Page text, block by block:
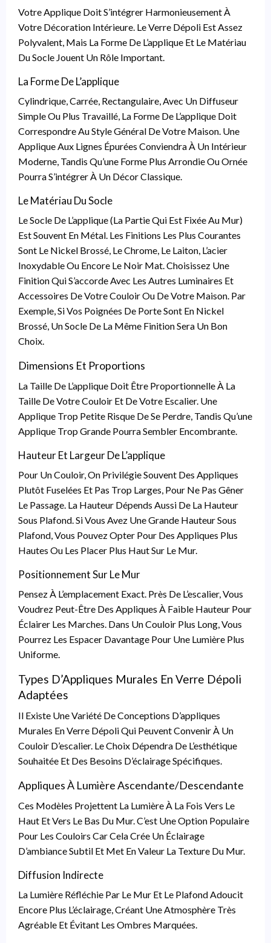
Votre Applique Doit S’intégrer Harmonieusement À
Votre Décoration Intérieure. Le Verre Dépoli Est Assez
Polyvalent, Mais La Forme De L’applique Et Le Matériau
Du Socle Jouent Un Rôle Important.
La Forme De L’applique
Cylindrique, Carrée, Rectangulaire, Avec Un Diffuseur
Simple Ou Plus Travaillé, La Forme De L’applique Doit
Correspondre Au Style Général De Votre Maison. Une
Applique Aux Lignes Épurées Conviendra À Un Intérieur
Moderne, Tandis Qu’une Forme Plus Arrondie Ou Ornée
Pourra S’intégrer À Un Décor Classique.
Le Matériau Du Socle
Le Socle De L’applique (la Partie Qui Est Fixée Au Mur)
Est Souvent En Métal. Les Finitions Les Plus Courantes
Sont Le Nickel Brossé, Le Chrome, Le Laiton, L’acier
Inoxydable Ou Encore Le Noir Mat. Choisissez Une
Finition Qui S’accorde Avec Les Autres Luminaires Et
Accessoires De Votre Couloir Ou De Votre Maison. Par
Exemple, Si Vos Poignées De Porte Sont En Nickel
Brossé, Un Socle De La Même Finition Sera Un Bon
Choix.
Dimensions Et Proportions
La Taille De L’applique Doit Être Proportionnelle À La
Taille De Votre Couloir Et De Votre Escalier. Une
Applique Trop Petite Risque De Se Perdre, Tandis Qu’une
Applique Trop Grande Pourra Sembler Encombrante.
Hauteur Et Largeur De L’applique
Pour Un Couloir, On Privilégie Souvent Des Appliques
Plutôt Fuselées Et Pas Trop Larges, Pour Ne Pas Gêner
Le Passage. La Hauteur Dépends Aussi De La Hauteur
Sous Plafond. Si Vous Avez Une Grande Hauteur Sous
Plafond, Vous Pouvez Opter Pour Des Appliques Plus
Hautes Ou Les Placer Plus Haut Sur Le Mur.
Positionnement Sur Le Mur
Pensez À L’emplacement Exact. Près De L’escalier, Vous
Voudrez Peut-Être Des Appliques À Faible Hauteur Pour
Éclairer Les Marches. Dans Un Couloir Plus Long, Vous
Pourrez Les Espacer Davantage Pour Une Lumière Plus
Uniforme.
Types D’Appliques Murales En Verre Dépoli
Adaptées
Il Existe Une Variété De Conceptions D’appliques
Murales En Verre Dépoli Qui Peuvent Convenir À Un
Couloir D’escalier. Le Choix Dépendra De L’esthétique
Souhaitée Et Des Besoins D’éclairage Spécifiques.
Appliques À Lumière Ascendante/descendante
Ces Modèles Projettent La Lumière À La Fois Vers Le
Haut Et Vers Le Bas Du Mur. C’est Une Option Populaire
Pour Les Couloirs Car Cela Crée Un Éclairage
D’ambiance Subtil Et Met En Valeur La Texture Du Mur.
Diffusion Indirecte
La Lumière Réfléchie Par Le Mur Et Le Plafond Adoucit
Encore Plus L’éclairage, Créant Une Atmosphère Très
Agréable Et Évitant Les Ombres Marquées.